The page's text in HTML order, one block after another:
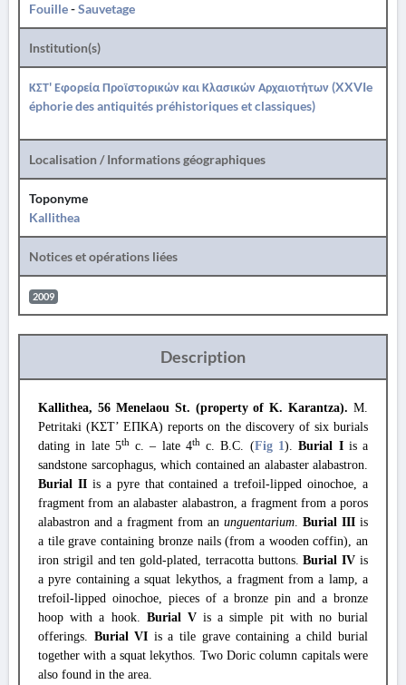
Fouille-Sauvetage
Institution(s)
ΚΣΤ' Εφορεία Προϊστορικών και Κλασικών Αρχαιοτήτων (XXVIe
éphorie des antiquités préhistoriques et classiques)
Localisation / Informations géographiques
Toponyme
Kallithea
Notices et opérations liées
2009
Description
Kallithea, 56 Menelaou St. (property of K. Karantza). M.
Petritaki (ΚΣΤ’ΕΠΚΑ) reports on the discovery of six burials
dating in late 5thc. – late 4thc. B.C. (Fig 1).Burial Iis a
sandstone sarcophagus, which contained an alabaster alabastron.
Burial IIis a pyre that contained a trefoil-lipped oinochoe, a
fragment from an alabaster alabastron, a fragment from a poros
alabastron and a fragment from an unguentarium. Burial III is
a tile grave containing bronze nails (from a wooden coffin), an
iron strigil and ten gold-plated, terracotta buttons.Burial IVis
a pyre containing a squat lekythos, a fragment from a lamp, a
trefoil-lipped oinochoe, pieces of a bronze pin and a bronze
hoop with a hook. Burial Vis a simple pit with no burial
offerings. Burial VI is a tile grave containing a child burial
together with a squat lekythos. Two Doric column capitals were
also found in the area.